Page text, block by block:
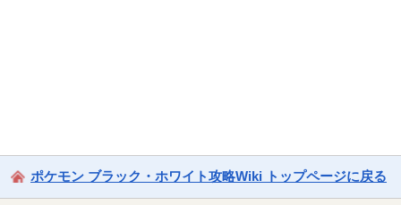
ポケモン ブラック・ホワイト攻略Wiki トップページに戻る